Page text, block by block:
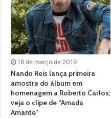
18 de março de 2019
Nando Reis lança primeira
amostra do álbum em
homenagem a Roberto Carlos;
veja o clipe de “Amada
Amante”